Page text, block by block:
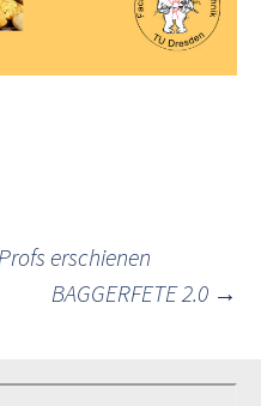
erschienen
BAGGERFETE 2.0 →